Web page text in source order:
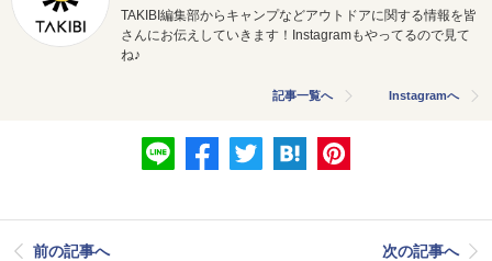
TAKIBI編集部からキャンプなどアウトドアに関する情報を皆
さんにお伝えしていきます！Instagramもやってるので見て
ね♪
記事一覧へ Instagramへ
前の記事へ 次の記事へ